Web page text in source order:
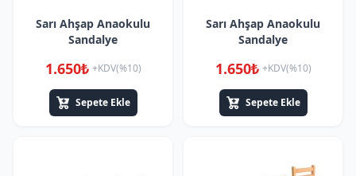
Sarı Ahşap Anaokulu
Sandalye
1.650₺ +KDV(%10)
Sepete Ekle
Sarı Ahşap Anaokulu
Sandalye
1.650₺ +KDV(%10)
Sepete Ekle